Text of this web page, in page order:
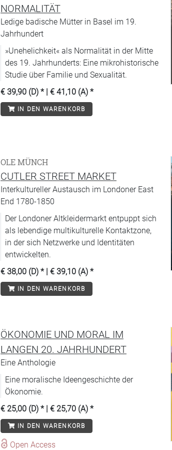
NORMALITÄT
Ledige badische Mütter in Basel im 19.
Jahrhundert
»Unehelichkeit« als Normalität in der Mitte
des 19. Jahrhunderts: Eine mikrohistorische
Studie über Familie und Sexualität.
€ 39,90 (D) * | € 41,10 (A) *
IN DEN WARENKORB
OLE MÜNCH
CUTLER STREET MARKET
Interkultureller Austausch im Londoner East
End 1780-1850
Der Londoner Altkleidermarkt entpuppt sich
als lebendige multikulturelle Kontaktzone,
in der sich Netzwerke und Identitäten
entwickelten.
€ 38,00 (D) * | € 39,10 (A) *
IN DEN WARENKORB
ÖKONOMIE UND MORAL IM
LANGEN 20. JAHRHUNDERT
Eine Anthologie
Eine moralische Ideengeschichte der
Ökonomie.
€ 25,00 (D) * | € 25,70 (A) *
IN DEN WARENKORB
Open Access